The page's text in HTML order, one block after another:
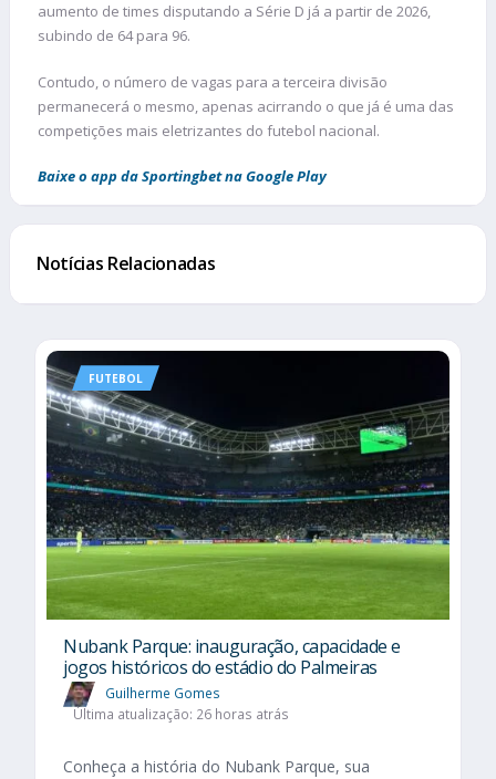
aumento de times disputando a Série D já a partir de 2026,
subindo de 64 para 96.
Contudo, o número de vagas para a terceira divisão
permanecerá o mesmo, apenas acirrando o que já é uma das
competições mais eletrizantes do futebol nacional.
Baixe o app da Sportingbet na Google Play
Notícias Relacionadas
FUTEBOL
Nubank Parque: inauguração, capacidade e
jogos históricos do estádio do Palmeiras
Guilherme Gomes
Última atualização: 26 horas atrás
Conheça a história do Nubank Parque, sua